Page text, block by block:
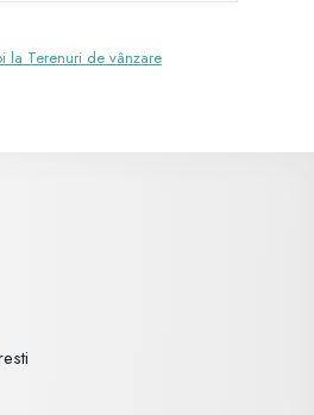
la Terenuri de vânzare